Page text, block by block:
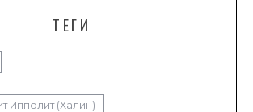
ТЕГИ
Ипполит (Халин)